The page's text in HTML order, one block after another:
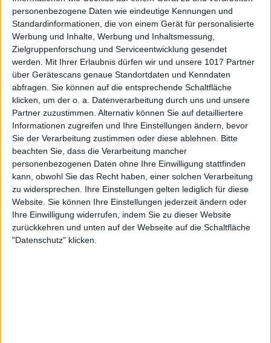
personenbezogene Daten wie eindeutige Kennungen und
Standardinformationen, die von einem Gerät für personalisierte
Werbung und Inhalte, Werbung und Inhaltsmessung,
Zielgruppenforschung und Serviceentwicklung gesendet
werden.
Mit Ihrer Erlaubnis dürfen wir und unsere 1017 Partner
über Gerätescans genaue Standortdaten und Kenndaten
abfragen. Sie können auf die entsprechende Schaltfläche
klicken, um der o. a. Datenverarbeitung durch uns und unsere
Partner zuzustimmen. Alternativ können Sie auf detailliertere
Informationen zugreifen und Ihre Einstellungen ändern, bevor
Sie der Verarbeitung zustimmen oder diese ablehnen.
Bitte
beachten Sie, dass die Verarbeitung mancher
personenbezogenen Daten ohne Ihre Einwilligung stattfinden
kann, obwohl Sie das Recht haben, einer solchen Verarbeitung
zu widersprechen. Ihre Einstellungen gelten lediglich für diese
Website. Sie können Ihre Einstellungen jederzeit ändern oder
Ihre Einwilligung widerrufen, indem Sie zu dieser Website
zurückkehren und unten auf der Webseite auf die Schaltfläche
"Datenschutz" klicken.